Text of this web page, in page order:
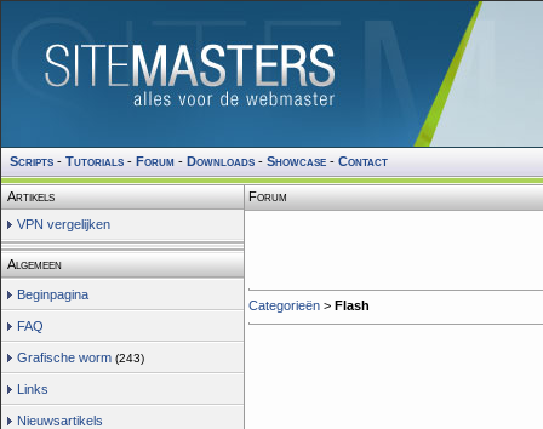
Scripts - Tutorials - Forum - Downloads - Showcase - Contact
Artikels
VPN vergelijken
Algemeen
Beginpagina
FAQ
Grafische worm (243)
Links
Nieuwsartikels
Forum
Categorieën > Flash